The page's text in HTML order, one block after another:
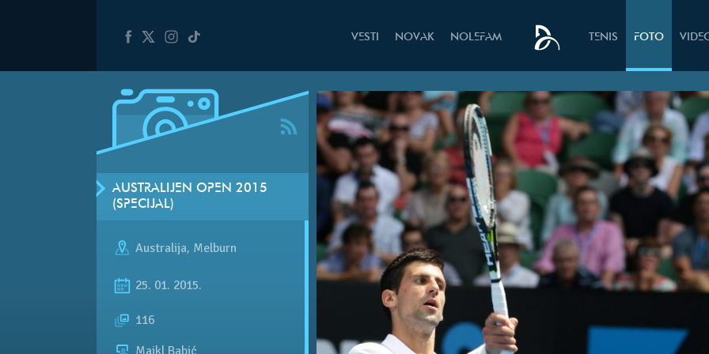
VESTI NOVAK NOLEFAM TENIS FOTO
AUSTRALIJEN OPEN 2015
(SPECIJAL)
Australija, Melburn
25. 01. 2015.
116